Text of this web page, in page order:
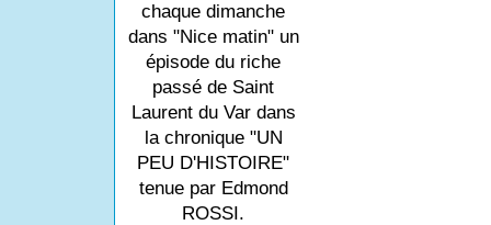
chaque dimanche
dans "Nice matin" un
épisode du riche
passé de Saint
Laurent du Var dans
la chronique "UN
PEU D'HISTOIRE"
tenue par Edmond
ROSSI.